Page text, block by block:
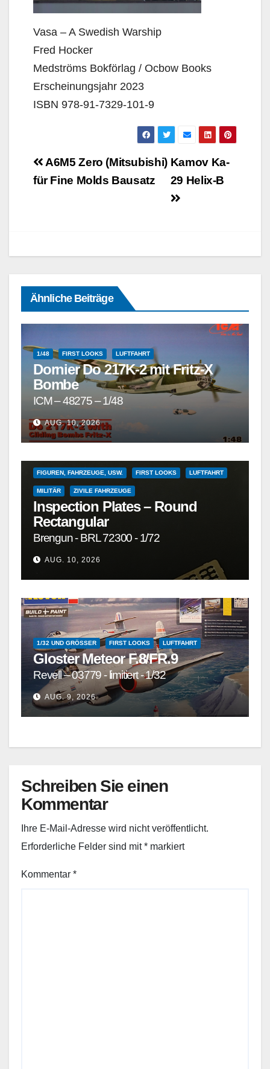
Vasa – A Swedish Warship
Fred Hocker
Medströms Bokförlag / Ocbow Books
Erscheinungsjahr 2023
ISBN 978-91-7329-101-9
BeitragsnavigationKamov Ka-
29 Helix-B
A6M5 Zero (Mitsubishi)
für Fine Molds Bausatz
Ähnliche Beiträge
1/48 FIRST LOOKS LUFTFAHRT
Dornier Do 217K-2 mit Fritz-X
Bombe
ICM – 48275 – 1/48
AUG. 10, 2026
1/72 UND GRÖSSER 1/72 UND KLEINER
DETAILSÄTZE, MASKEN, DECALS UND ZUBEHÖR
FIGUREN, FAHRZEUGE, USW. FIRST LOOKS LUFTFAHRT
MILITÄR ZIVILE FAHRZEUGE
Inspection Plates – Round
Rectangular
Brengun - BRL 72300 - 1/72
AUG. 10, 2026
1/32 UND GRÖSSER FIRST LOOKS LUFTFAHRT
Gloster Meteor F.8/FR.9
Revell – 03779 - limitiert - 1/32
AUG. 9, 2026
Schreiben Sie einen
Kommentar
Ihre E-Mail-Adresse wird nicht veröffentlicht.
Erforderliche Felder sind mit* markiert
Kommentar *